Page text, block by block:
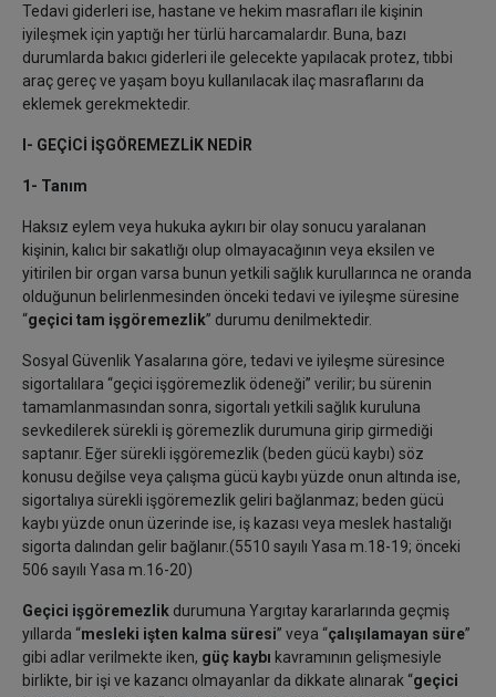
Tedavi giderleri ise, hastane ve hekim masrafları ile kişinin
iyileşmek için yaptığı her türlü harcamalardır. Buna, bazı
durumlarda bakıcı giderleri ile gelecekte yapılacak protez, tıbbi
araç gereç ve yaşam boyu kullanılacak ilaç masraflarını da
eklemek gerekmektedir.
I- GEÇİCİ İŞGÖREMEZLİK NEDİR
1- Tanım
Haksız eylem veya hukuka aykırı bir olay sonucu yaralanan
kişinin, kalıcı bir sakatlığı olup olmayacağının veya eksilen ve
yitirilen bir organ varsa bunun yetkili sağlık kurullarınca ne oranda
olduğunun belirlenmesinden önceki tedavi ve iyileşme süresine
“geçici tam işgöremezlik” durumu denilmektedir.
Sosyal Güvenlik Yasalarına göre, tedavi ve iyileşme süresince
sigortalılara “geçici işgöremezlik ödeneği” verilir; bu sürenin
tamamlanmasından sonra, sigortalı yetkili sağlık kuruluna
sevkedilerek sürekli iş göremezlik durumuna girip girmediği
saptanır. Eğer sürekli işgöremezlik (beden gücü kaybı) söz
konusu değilse veya çalışma gücü kaybı yüzde onun altında ise,
sigortalıya sürekli işgöremezlik geliri bağlanmaz; beden gücü
kaybı yüzde onun üzerinde ise, iş kazası veya meslek hastalığı
sigorta dalından gelir bağlanır.(5510 sayılı Yasa m.18-19; önceki
506 sayılı Yasa m.16-20)
Geçici işgöremezlik durumuna Yargıtay kararlarında geçmiş
yıllarda “mesleki işten kalma süresi” veya “çalışılamayan süre”
gibi adlar verilmekte iken, güç kaybı kavramının gelişmesiyle
birlikte, bir işi ve kazancı olmayanlar da dikkate alınarak “geçici